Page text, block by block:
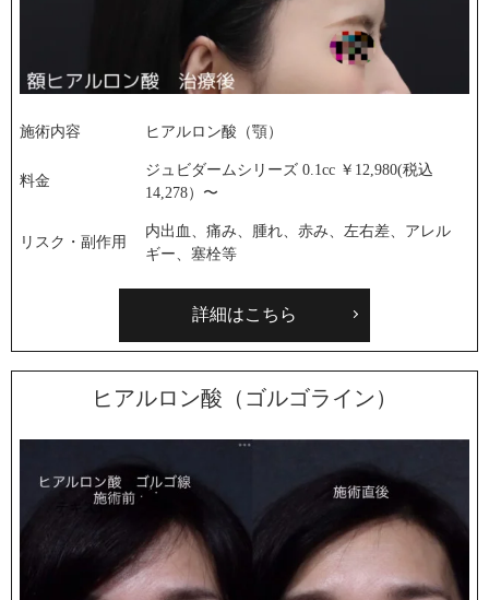
施術内容 ヒアルロン酸（顎）
料金
ジュビダームシリーズ 0.1cc ￥12,980(税込
14,278）〜
リスク・副作用
内出血、痛み、腫れ、赤み、左右差、アレル
ギー、塞栓等
詳細はこちら
ヒアルロン酸（ゴルゴライン）